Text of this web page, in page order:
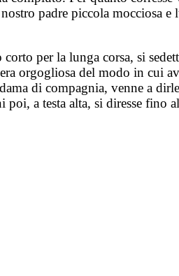
padre piccola mocciosa
per la lunga corsa, si
orgogliosa del modo in
di compagnia, venne a
a testa alta, si diresse fino